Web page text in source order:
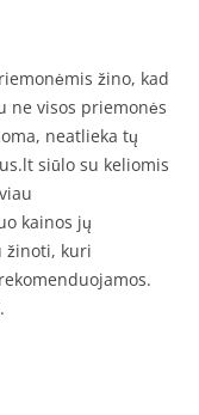
žino, kad
ne visos priemonės
neatlieka tų
siūlo su keliomis
kainos jų
žinoti, kuri